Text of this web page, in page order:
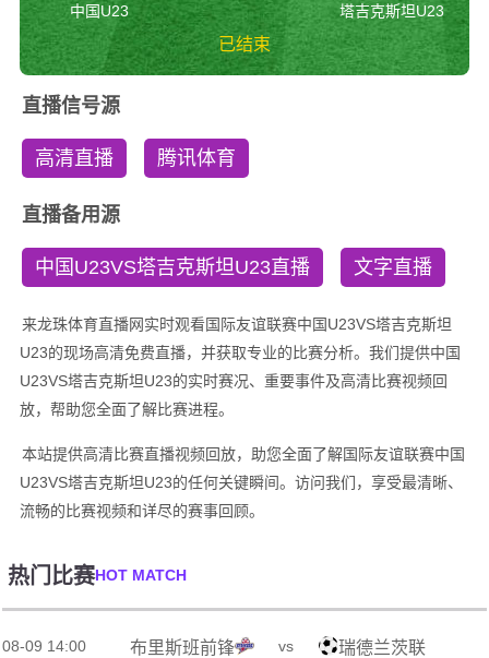
中国U23
已结束
塔吉克斯坦U23
直播信号源
高清直播 腾讯体育
直播备用源
中国U23VS塔吉克斯坦U23直播 文字直播
来龙珠体育直播网实时观看国际友谊联赛中国U23VS塔吉克斯坦
U23的现场高清免费直播，并获取专业的比赛分析。我们提供中国
U23VS塔吉克斯坦U23的实时赛况、重要事件及高清比赛视频回
放，帮助您全面了解比赛进程。
本站提供高清比赛直播视频回放，助您全面了解国际友谊联赛中国
U23VS塔吉克斯坦U23的任何关键瞬间。访问我们，享受最清晰、
流畅的比赛视频和详尽的赛事回顾。
热门比赛HOT MATCH
08-09 14:00 布里斯班前锋 vs 瑞德兰茨联